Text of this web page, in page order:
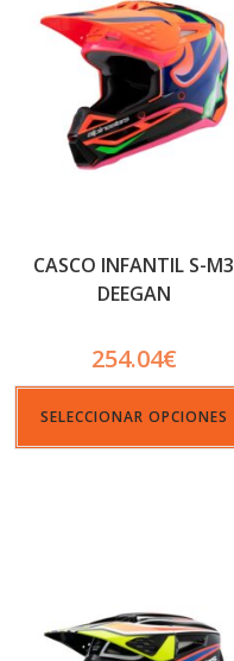
CASCO INFANTIL S-M3
DEEGAN
254.04€
SELECCIONAR OPCIONES